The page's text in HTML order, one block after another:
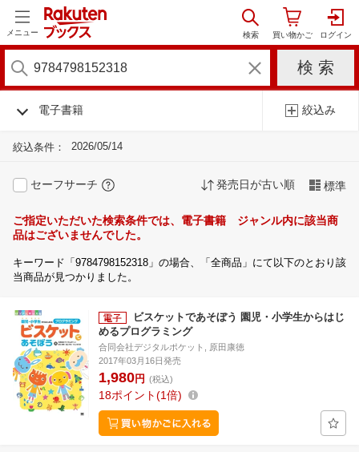
メニュー
電子書籍 絞込み
絞込条件： 2026/05/14
セーフサーチ 発売日が古い順 標準
ご指定いただいた検索条件では、電子書籍 ジャンル内に該当商
品はございませんでした。
キーワード「9784798152318」の場合、「全商品」にて以下のとおり該
当商品が見つかりました。
ビスケットであそぼう 園児・小学生からはじ
めるプログラミング
合同会社デジタルポケット, 原田康徳
2017年03月16日発売
1,980円 (税込)
18ポイント 1倍